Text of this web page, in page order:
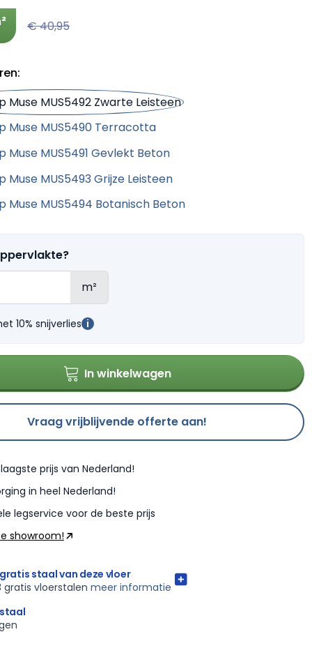
€ 40,95
m²
10% snijverlies i
In winkelwagen
Vraag vrijblijvende offerte aan!
prijs van Nederland!
in heel Nederland!
legservice voor de beste prijs
showroom!
staal van deze vloer
gratis vloerstalen meer informatie